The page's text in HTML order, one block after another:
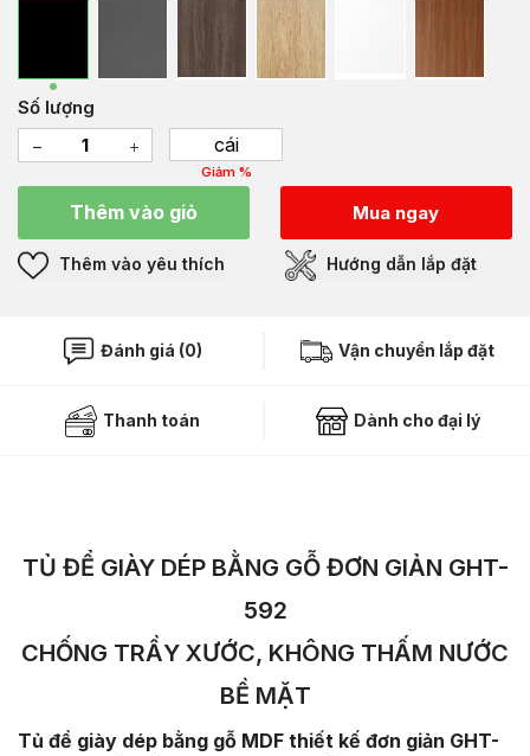
Số lượng
cái
Giảm %
Thêm vào giỏ Mua ngay
Thêm vào yêu thích Hướng dẫn lắp đặt
Đánh giá (0) Vận chuyển lắp đặt
Thanh toán Dành cho đại lý
TỦ ĐỂ GIÀY DÉP BẰNG GỖ ĐƠN GIẢN GHT-
592
CHỐNG TRẦY XƯỚC, KHÔNG THẤM NƯỚC
BỀ MẶT
Tủ để giày dép bằng gỗ MDF thiết kế đơn giản GHT-